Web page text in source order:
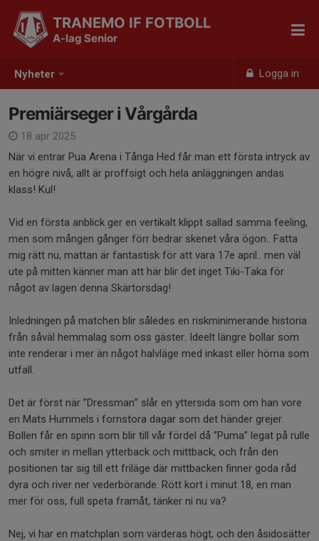
Nyheter Logga in
TRANEMO IF FOTBOLL
A-lag Senior
Premiärseger i Vårgårda
18 apr 2025
När vi entrar Pua Arena i Tånga Hed får man ett första intryck av
en högre nivå, allt är proffsigt och hela anläggningen andas
klass! Kul!
Vid en första anblick ger en vertikalt klippt sallad samma feeling,
men som mången gånger förr bedrar skenet våra ögon.. Fatta
mig rätt nu, mattan är fantastisk för att vara 17e april.. men väl
ute på mitten känner man att här blir det inget Tiki-Taka för
något av lagen denna Skärtorsdag!
Inledningen på matchen blir således en riskminimerande historia
från såväl hemmalag som oss gäster. Ideelt längre bollar som
inte renderar i mer än något halvläge med inkast eller hörna som
utfall.
Det är först när ”Dressman” slår en yttersida som om han vore
en Mats Hummels i fornstora dagar som det händer grejer.
Bollen får en spinn som blir till vår fördel då ”Puma” legat på rulle
och smiter in mellan ytterback och mittback, och från den
positionen tar sig till ett friläge där mittbacken finner goda råd
dyra och river ner vederbörande. Rött kort i minut 18, en man
mer för oss, full speta framåt, tänker ni nu va?
Nej, vi har en matchplan som värderas högt, och den åsidosätter